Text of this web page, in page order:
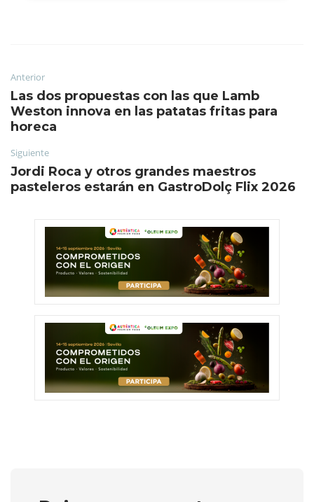
Anterior
Las dos propuestas con las que Lamb
Weston innova en las patatas fritas para
horeca
Siguiente
Jordi Roca y otros grandes maestros
pasteleros estarán en GastroDolç Flix 2026